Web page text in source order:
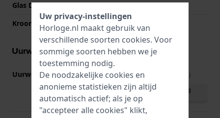
Glas Diameter
29.50
Kroon
Trek kroon
Uurwerk informatie
Uurwerk nr. F05.115(Bekijk specificaties )
Download handleiding
Uw privacy-instellingen
Horloge.nl maakt gebruik van
verschillende soorten cookies. Voor
sommige soorten hebben we je
toestemming nodig.
De noodzakelijke cookies en
anonieme statistieken zijn altijd
automatisch actief; als je op
"accepteer alle cookies" klikt,